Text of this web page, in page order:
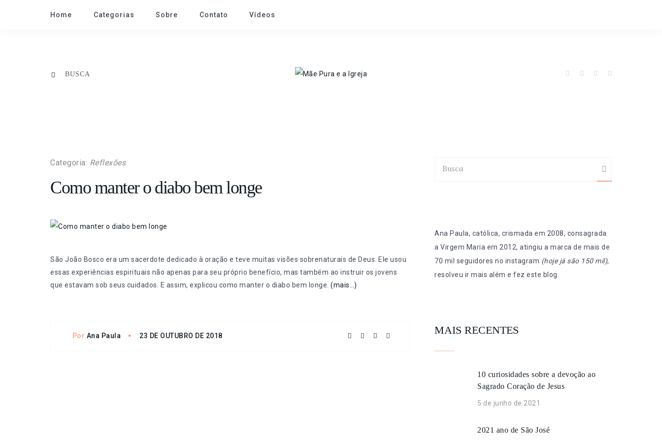
Home Categorias Sobre Contato Vídeos
Categoria: Reflexões
Como manter o diabo bem longe
São João Bosco era um sacerdote dedicado à oração e teve muitas visões sobrenaturais de Deus. Ele usou
essas experiências espirituais não apenas para seu próprio benefício, mas também ao instruir os jovens
que estavam sob seus cuidados. E assim, explicou como manter o diabo bem longe. (mais…)
Por Ana Paula 23 DE OUTUBRO DE 2018
Ana Paula, católica, crismada em 2008, consagrada
a Virgem Maria em 2012, atingiu a marca de mais de
70 mil seguidores no instagram (hoje já são 150 mil),
resolveu ir mais além e fez este blog.
MAIS RECENTES
10 curiosidades sobre a devoção ao
Sagrado Coração de Jesus
5 de junho de 2021
2021 ano de São José